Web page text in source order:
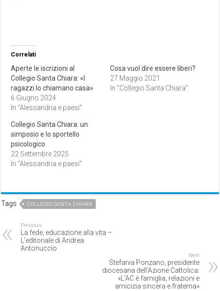
Correlati
Aperte le iscrizioni al
Collegio Santa Chiara: «I
ragazzi lo chiamano casa»
6 Giugno 2024
In "Alessandria e paesi"
Cosa vuol dire essere liberi?
27 Maggio 2021
In "Collegio Santa Chiara"
Collegio Santa Chiara: un
simposio e lo sportello
psicologico
22 Settembre 2025
In "Alessandria e paesi"
Tags COLLEGIO SANTA CHIARA
Previous
La fede, educazione alla vita –
L’editoriale di Andrea
Antonuccio
Next
Stefania Ponzano, presidente
diocesana dell’Azione Cattolica:
«L’AC è famiglia, relazioni e
amicizia sincera e fraterna»